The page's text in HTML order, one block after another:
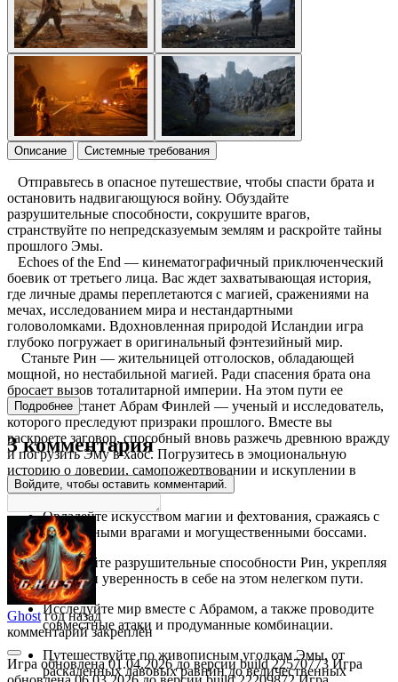
Описание Системные требования
Отправьтесь в опасное путешествие, чтобы спасти брата и
остановить надвигающуюся войну. Обуздайте
разрушительные способности, сокрушите врагов,
странствуйте по непредсказуемым землям и раскройте тайны
прошлого Эмы.
Echoes of the End — кинематографичный приключенческий
боевик от третьего лица. Вас ждет захватывающая история,
где личные драмы переплетаются с магией, сражениями на
мечах, исследованием мира и нестандартными
головоломками. Вдохновленная природой Исландии игра
глубоко погружает в оригинальный фэнтезийный мир.
Станьте Рин — жительницей отголосков, обладающей
мощной, но нестабильной магией. Ради спасения брата она
бросает вызов тоталитарной империи. На этом пути ее
спутником станет Абрам Финлей — ученый и исследователь,
которого преследуют призраки прошлого. Вместе вы
раскроете заговор, способный вновь разжечь древнюю вражду
и погрузить Эму в хаос. Погрузитесь в эмоциональную
историю о доверии, самопожертвовании и искуплении в
мире, стоящем на пороге войны.
Овладейте искусством магии и фехтования, сражаясь с
уникальными врагами и могущественными боссами.
Развивайте разрушительные способности Рин, укрепляя
ее силу и уверенность в себе на этом нелегком пути.
Исследуйте мир вместе с Абрамом, а также проводите
совместные атаки и продуманные комбинации.
Путешествуйте по живописным уголкам Эмы, от
раскаленных лавовых равнин до величественных
Подробнее
3 комментария
Войдите, чтобы оставить комментарий.
Ghost год назад
комментарий закреплён
Игра обновлена 01.04.2026 до версии build 22570773 Игра